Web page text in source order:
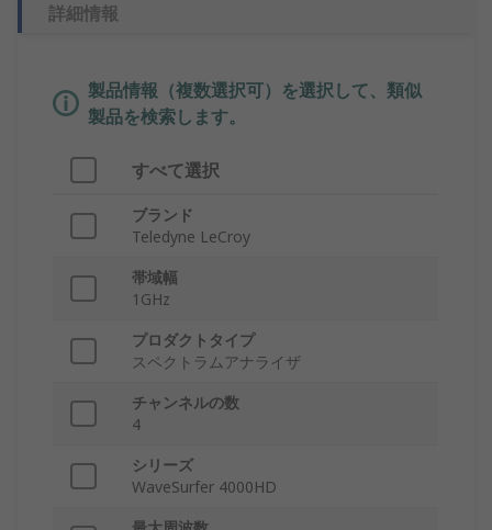
詳細情報
製品情報（複数選択可）を選択して、類似
製品を検索します。
すべて選択
ブランド
Teledyne LeCroy
帯域幅
1GHz
プロダクトタイプ
スペクトラムアナライザ
チャンネルの数
4
シリーズ
WaveSurfer 4000HD